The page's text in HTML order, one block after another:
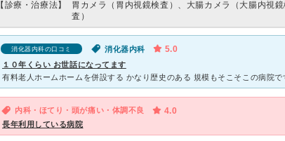
【診療・治療法】
胃カメラ（胃内視鏡検査）、大腸カメラ（大腸内視鏡
査）
消化器内科の口コミ 消化器内科 5.0
１０年くらい お世話になってます
内科・ほてり・頭が痛い・体調不良 4.0
長年利用している病院